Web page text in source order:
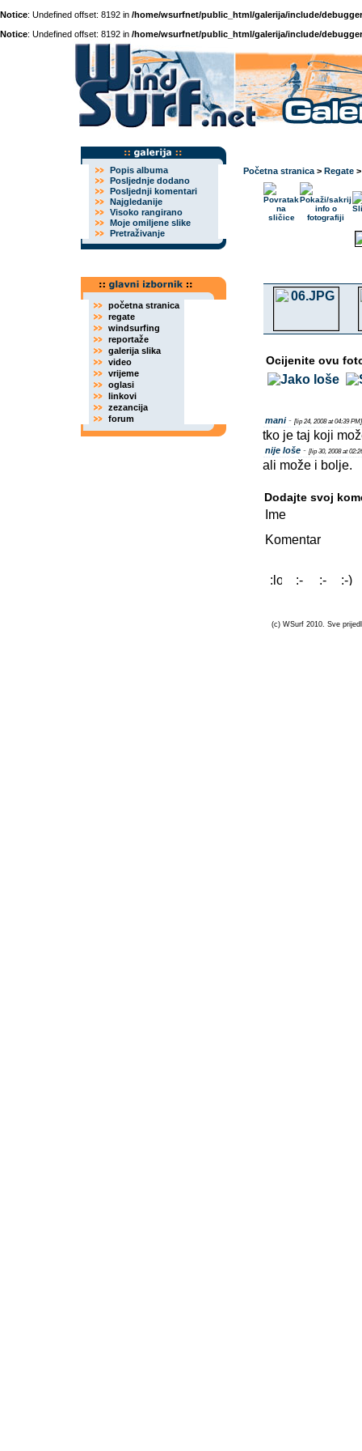
Notice: Undefined offset: 8192 in /home/wsurfnet/public_html/galerija/include/
Notice: Undefined offset: 8192 in /home/wsurfnet/public_html/galerija/include/
Popis albuma
Posljednje dodano
Posljednji komentari
Najgledanije
Visoko rangirano
Moje omiljene slike
Pretraživanje
početna stranica
regate
windsurfing
reportaže
galerija slika
video
vrijeme
oglasi
linkovi
zezancija
forum
Početna stranica > Regate
Ocijenite ovu
mani- [lip 24, 2008 at 04:39 PM]
tko je taj koji
nije loše - [lip 30, 2008 at
ali može i bolje.
Dodajte svoj
Ime
Komentar
(c) WSurf 2010. Sve